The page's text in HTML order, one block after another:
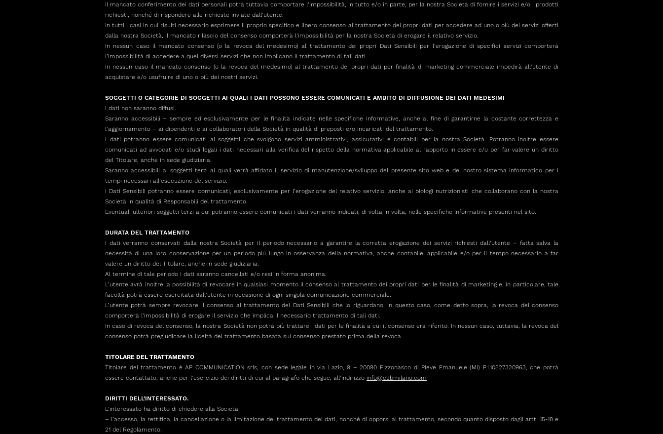
Il mancato conferimento dei dati personali potrà tuttavia comportare l’impossibilità, in tutto e/o in parte, per la nostra Società di fornire i servizi e/o i prodotti
richiesti, nonché di rispondere alle richieste inviate dall’utente.
In tutti i casi in cui risulti necessario esprimere il proprio specifico e libero consenso al trattamento dei propri dati per accedere ad uno o più dei servizi offerti
dalla nostra Società, il mancato rilascio del consenso comporterà l’impossibilità per la nostra Società di erogare il relativo servizio.
In nessun caso il mancato consenso (o la revoca del medesimo) al trattamento dei propri Dati Sensibili per l’erogazione di specifici servizi comporterà
l’impossibilità di accedere a quei diversi servizi che non implicano il trattamento di tali dati.
In nessun caso il mancato consenso (o la revoca del medesimo) al trattamento dei propri dati per finalità di marketing commerciale impedirà all’utente di
acquistare e/o usufruire di uno o più dei nostri servizi.
SOGGETTI O CATEGORIE DI SOGGETTI AI QUALI I DATI POSSONO ESSERE COMUNICATI E AMBITO DI DIFFUSIONE DEI DATI MEDESIMI
I dati non saranno diffusi.
Saranno accessibili – sempre ed esclusivamente per le finalità indicate nelle specifiche informative, anche al fine di garantirne la costante correttezza e
l’aggiornamento – ai dipendenti e ai collaboratori della Società in qualità di preposti e/o incaricati del trattamento.
I dati potranno essere comunicati ai soggetti che svolgono servizi amministrativi, assicurativi e contabili per la nostra Società. Potranno inoltre essere
comunicati ad avvocati e/o studi legali i dati necessari alla verifica del rispetto della normativa applicabile al rapporto in essere e/o per far valere un diritto
del Titolare, anche in sede giudiziaria.
Saranno accessibili ai soggetti terzi ai quali verrà affidato il servizio di manutenzione/sviluppo del presente sito web e del nostro sistema informatico per i
tempi necessari all’esecuzione del servizio.
I Dati Sensibili potranno essere comunicati, esclusivamente per l’erogazione del relativo servizio, anche ai biologi nutrizionisti che collaborano con la nostra
Società in qualità di Responsabili del trattamento.
Eventuali ulteriori soggetti terzi a cui potranno essere comunicati i dati verranno indicati, di volta in volta, nelle specifiche informative presenti nel sito.
DURATA DEL TRATTAMENTO
I dati verranno conservati dalla nostra Società per il periodo necessario a garantire la corretta erogazione dei servizi richiesti dall’utente – fatta salva la
necessità di una loro conservazione per un periodo più lungo in osservanza della normativa, anche contabile, applicabile e/o per il tempo necessario a far
valere un diritto del Titolare, anche in sede giudiziaria.
Al termine di tale periodo i dati saranno cancellati e/o resi in forma anonima.
L’utente avrà inoltre la possibilità di revocare in qualsiasi momento il consenso al trattamento dei propri dati per le finalità di marketing e, in particolare, tale
facoltà potrà essere esercitata dall’utente in occasione di ogni singola comunicazione commerciale.
L’utente potrà sempre revocare il consenso al trattamento dei Dati Sensibili che lo riguardano: in questo caso, come detto sopra, la revoca del consenso
comporterà l’impossibilità di erogare il servizio che implica il necessario trattamento di tali dati.
In caso di revoca del consenso, la nostra Società non potrà più trattare i dati per le finalità a cui il consenso era riferito. In nessun caso, tuttavia, la revoca del
consenso potrà pregiudicare la liceità del trattamento basata sul consenso prestato prima della revoca.
TITOLARE DEL TRATTAMENTO
Titolare del trattamento è AP COMMUNICATION srls, con sede legale in via Lazio, 9 – 20090 Fizzonasco di Pieve Emanuele (MI) P.I.10527320963, che potrà
essere contattato, anche per l’esercizio dei diritti di cui al paragrafo che segue, all’indirizzo info@c2bmilano.com
DIRITTI DELL’INTERESSATO.
L’interessato ha diritto di chiedere alla Società:
– l’accesso, la rettifica, la cancellazione o la limitazione del trattamento dei dati, nonché di opporsi al trattamento, secondo quanto disposto dagli artt. 15-18 e
21 del Regolamento;